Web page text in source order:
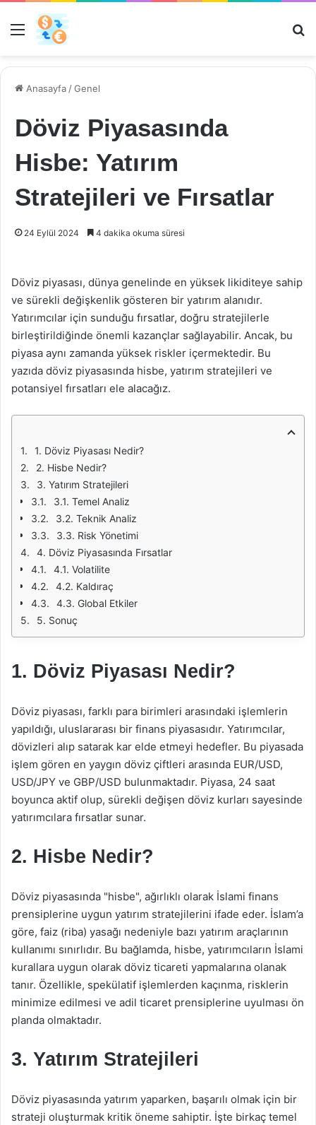
Menü
Anasayfa /Genel
Döviz Piyasasında
Hisbe: Yatırım
Stratejileri ve Fırsatlar
24 Eylül 2024 4 dakika okuma süresi
Döviz piyasası, dünya genelinde en yüksek likiditeye sahip
ve sürekli değişkenlik gösteren bir yatırım alanıdır.
Yatırımcılar için sunduğu fırsatlar, doğru stratejilerle
birleştirildiğinde önemli kazançlar sağlayabilir. Ancak, bu
piyasa aynı zamanda yüksek riskler içermektedir. Bu
yazıda döviz piyasasında hisbe, yatırım stratejileri ve
potansiyel fırsatları ele alacağız.
1. Döviz Piyasası Nedir?
2. Hisbe Nedir?
3. Yatırım Stratejileri
3.1. Temel Analiz
3.2. Teknik Analiz
3.3. Risk Yönetimi
4. Döviz Piyasasında Fırsatlar
4.1. Volatilite
4.2. Kaldıraç
4.3. Global Etkiler
5. Sonuç
1. Döviz Piyasası Nedir?
Döviz piyasası, farklı para birimleri arasındaki işlemlerin
yapıldığı, uluslararası bir finans piyasasıdır. Yatırımcılar,
dövizleri alıp satarak kar elde etmeyi hedefler. Bu piyasada
işlem gören en yaygın döviz çiftleri arasında EUR/USD,
USD/JPY ve GBP/USD bulunmaktadır. Piyasa, 24 saat
boyunca aktif olup, sürekli değişen döviz kurları sayesinde
yatırımcılara fırsatlar sunar.
2. Hisbe Nedir?
Döviz piyasasında "hisbe", ağırlıklı olarak İslami finans
prensiplerine uygun yatırım stratejilerini ifade eder. İslam’a
göre, faiz (riba) yasağı nedeniyle bazı yatırım araçlarının
kullanımı sınırlıdır. Bu bağlamda, hisbe, yatırımcıların İslami
kurallara uygun olarak döviz ticareti yapmalarına olanak
tanır. Özellikle, spekülatif işlemlerden kaçınma, risklerin
minimize edilmesi ve adil ticaret prensiplerine uyulması ön
planda olmaktadır.
3. Yatırım Stratejileri
Döviz piyasasında yatırım yaparken, başarılı olmak için bir
strateji oluşturmak kritik öneme sahiptir. İşte birkaç temel